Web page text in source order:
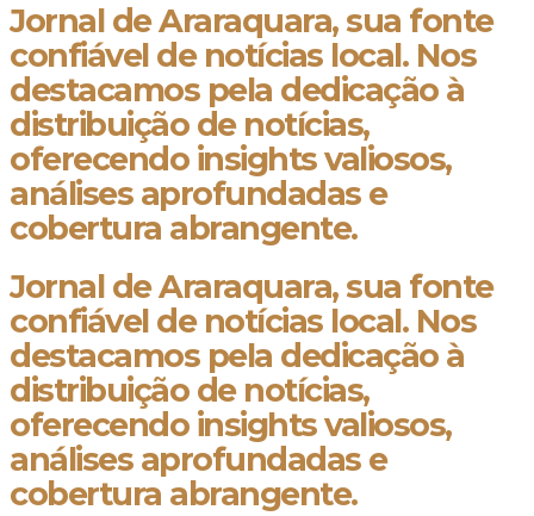
Jornal de Araraquara, sua fonte
confiável de notícias local. Nos
destacamos pela dedicação à
distribuição de notícias,
oferecendo insights valiosos,
análises aprofundadas e
cobertura abrangente.
Jornal de Araraquara, sua fonte
confiável de notícias local. Nos
destacamos pela dedicação à
distribuição de notícias,
oferecendo insights valiosos,
análises aprofundadas e
cobertura abrangente.